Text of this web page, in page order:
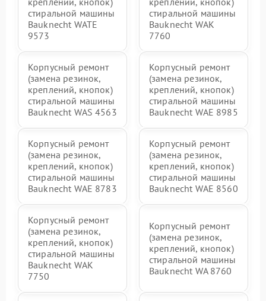
стиральной машины
Bauknecht WATE
9573
стиральной машины
Bauknecht WAK
7760
Корпусный ремонт
(замена резинок,
креплений, кнопок)
стиральной машины
Bauknecht WAS 4563
Корпусный ремонт
(замена резинок,
креплений, кнопок)
стиральной машины
Bauknecht WAE 8985
Корпусный ремонт
(замена резинок,
креплений, кнопок)
стиральной машины
Bauknecht WAE 8783
Корпусный ремонт
(замена резинок,
креплений, кнопок)
стиральной машины
Bauknecht WAE 8560
Корпусный ремонт
(замена резинок,
креплений, кнопок)
стиральной машины
Bauknecht WAK
7750
Корпусный ремонт
(замена резинок,
креплений, кнопок)
стиральной машины
Bauknecht WA 8760